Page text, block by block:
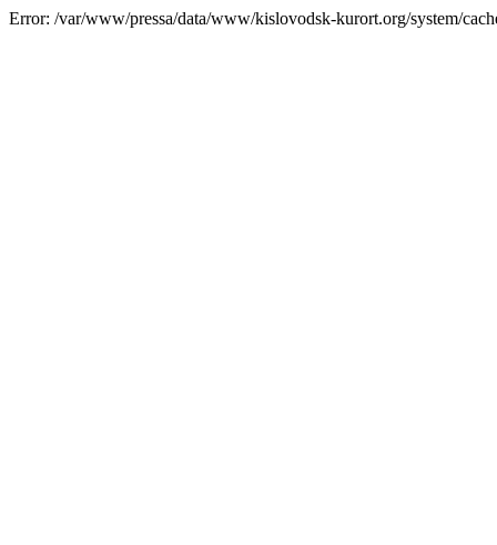
Error: /var/www/pressa/data/www/kislovodsk-kurort.org/system/